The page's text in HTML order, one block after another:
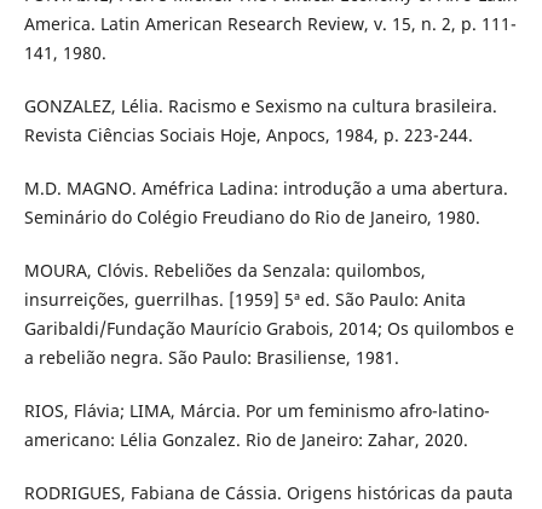
America. Latin American Research Review, v. 15, n. 2, p. 111-
141, 1980.
GONZALEZ, Lélia. Racismo e Sexismo na cultura brasileira.
Revista Ciências Sociais Hoje, Anpocs, 1984, p. 223-244.
M.D. MAGNO. Améfrica Ladina: introdução a uma abertura.
Seminário do Colégio Freudiano do Rio de Janeiro, 1980.
MOURA, Clóvis. Rebeliões da Senzala: quilombos,
insurreições, guerrilhas. [1959] 5ª ed. São Paulo: Anita
Garibaldi/Fundação Maurício Grabois, 2014; Os quilombos e
a rebelião negra. São Paulo: Brasiliense, 1981.
RIOS, Flávia; LIMA, Márcia. Por um feminismo afro-latino-
americano: Lélia Gonzalez. Rio de Janeiro: Zahar, 2020.
RODRIGUES, Fabiana de Cássia. Origens históricas da pauta